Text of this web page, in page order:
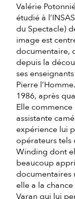
Valérie
étudié à
du Spectacle)
image est
documentaire,
depuis la
ses
Pierre
1986, après
Elle
assistante
expérience lui
opérateurs tels
Winding dont
beaucoup
documentaires
elle a la
Varan qui lui